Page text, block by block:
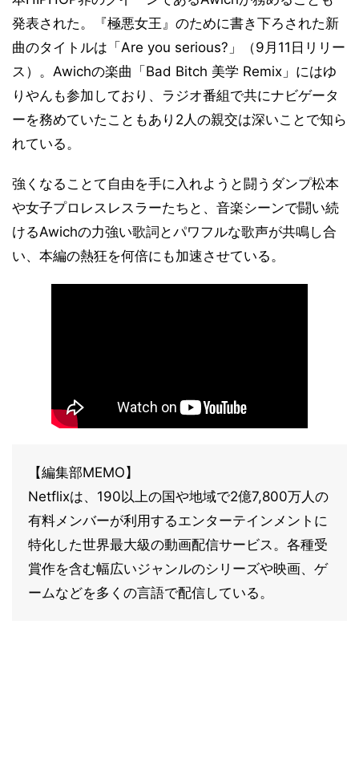
発表された。『極悪女王』のために書き下ろされた新
曲のタイトルは「Are you serious?」（9月11日リリー
ス）。Awichの楽曲「Bad Bitch 美学 Remix」にはゆ
りやんも参加しており、ラジオ番組で共にナビゲータ
ーを務めていたこともあり2人の親交は深いことで知ら
れている。
強くなることて自由を手に入れようと闘うダンプ松本
や女子プロレスレスラーたちと、音楽シーンで闘い続
けるAwichの力強い歌詞とパワフルな歌声が共鳴し合
い、本編の熱狂を何倍にも加速させている。
【編集部MEMO】
Netflixは、190以上の国や地域で2億7,800万人の
有料メンバーが利用するエンターテインメントに
特化した世界最大級の動画配信サービス。各種受
賞作を含む幅広いジャンルのシリーズや映画、ゲ
ームなどを多くの言語で配信している。